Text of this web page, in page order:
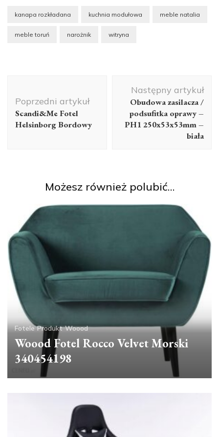
kanapa rozkładana kuchnia modułowa meble natalia
meble toruń narożnik witryna
wpisu
Poprzedni artykuł
Scandi&Me Fotel
Helsinborg Bordowy
Następny artykuł
Obudowa zasilacza /
podsufitka oprawy –
PH1 250x53x53mm –
biała
Możesz również polubić…
Fotele Produkt Woood
Woood Fotel Rocco Velvet Morski
340454198